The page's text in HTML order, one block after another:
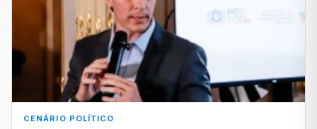
CENÁRIO POLÍTICO